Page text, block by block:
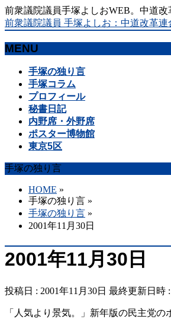
前衆議院議員手塚よしおWEB。中道
前衆議院議員 手塚よしお：中道改革連
MENU
手塚の独り言
手塚コラム
プロフィール
秘書日記
内野席・外野席
ポスター博物館
東京5区
手塚の独り言
HOME »
手塚の独り言 »
手塚の独り言 »
2001年11月30日
2001年11月30日
投稿日 : 2001年11月30日 最終更新日時 :
「人気より景気。」新年版の民主党